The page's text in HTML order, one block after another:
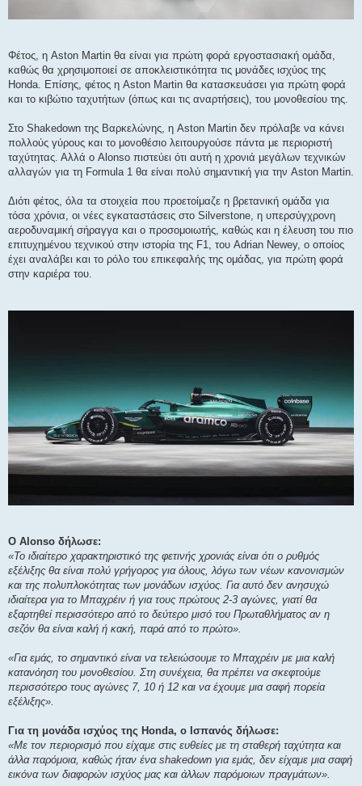
Φέτος, η Aston Martin θα είναι για πρώτη φορά εργοστασιακή ομάδα,
καθώς θα χρησιμοποιεί σε αποκλειστικότητα τις μονάδες ισχύος της
Honda. Επίσης, φέτος η Aston Martin θα κατασκευάσει για πρώτη φορά
και το κιβώτιο ταχυτήτων (όπως και τις αναρτήσεις), του μονοθεσίου της.
Στο Shakedown της Βαρκελώνης, η Aston Martin δεν πρόλαβε να κάνει
πολλούς γύρους και το μονοθέσιο λειτουργούσε πάντα με περιοριστή
ταχύτητας. Αλλά ο Alonso πιστεύει ότι αυτή η χρονιά μεγάλων τεχνικών
αλλαγών για τη Formula 1 θα είναι πολύ σημαντική για την Aston Martin.
Διότι φέτος, όλα τα στοιχεία που προετοίμαζε η βρετανική ομάδα για
τόσα χρόνια, οι νέες εγκαταστάσεις στο Silverstone, η υπερσύγχρονη
αεροδυναμική σήραγγα και ο προσομοιωτής, καθώς και η έλευση του πιο
επιτυχημένου τεχνικού στην ιστορία της F1, του Adrian Newey, ο οποίος
έχει αναλάβει και το ρόλο του επικεφαλής της ομάδας, για πρώτη φορά
στην καριέρα του.
O Alonso δήλωσε:
«Το ιδιαίτερο χαρακτηριστικό της φετινής χρονιάς είναι ότι ο ρυθμός
εξέλιξης θα είναι πολύ γρήγορος για όλους, λόγω των νέων κανονισμών
και της πολυπλοκότητας των μονάδων ισχύος. Για αυτό δεν ανησυχώ
ιδιαίτερα για το Μπαχρέιν ή για τους πρώτους 2-3 αγώνες, γιατί θα
εξαρτηθεί περισσότερο από το δεύτερο μισό του Πρωταθλήματος αν η
σεζόν θα είναι καλή ή κακή, παρά από το πρώτο».
«Για εμάς, το σημαντικό είναι να τελειώσουμε το Μπαχρέιν με μια καλή
κατανόηση του μονοθεσίου. Στη συνέχεια, θα πρέπει να σκεφτούμε
περισσότερο τους αγώνες 7, 10 ή 12 και να έχουμε μια σαφή πορεία
εξέλιξης».
Για τη μονάδα ισχύος της Honda, ο Ισπανός δήλωσε:
«Με τον περιορισμό που είχαμε στις ευθείες με τη σταθερή ταχύτητα και
άλλα παρόμοια, καθώς ήταν ένα shakedown για εμάς, δεν είχαμε μια σαφή
εικόνα των διαφορών ισχύος μας και άλλων παρόμοιων πραγμάτων».